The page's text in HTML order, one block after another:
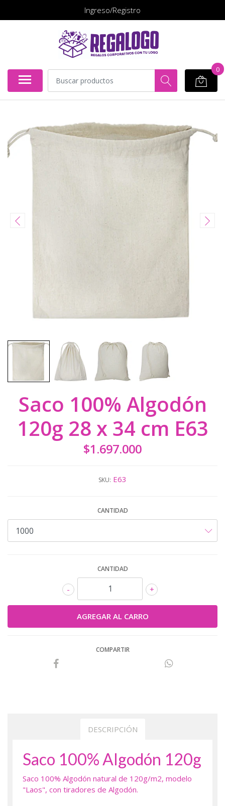
Ingreso/Registro
0
Saco 100% Algodón
120g 28 x 34 cm E63
$1.697.000
SKU: E63
CANTIDAD
CANTIDAD
+
-
COMPARTIR
DESCRIPCIÓN
Saco 100% Algodón 120g
Saco 100% Algodón natural de 120g/m2, modelo
"Laos", con tiradores de Algodón.